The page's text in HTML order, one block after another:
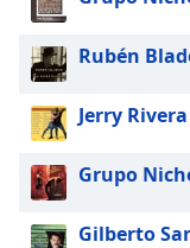
Text
Edge
Style
Font
Family
Rubén
Jerry Rivera
Grupo
Gilberto